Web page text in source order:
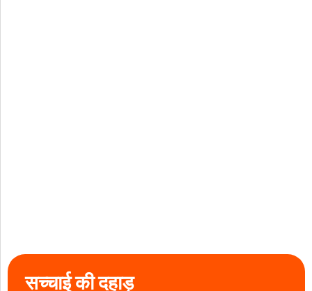
सच्चाई की दहाड़